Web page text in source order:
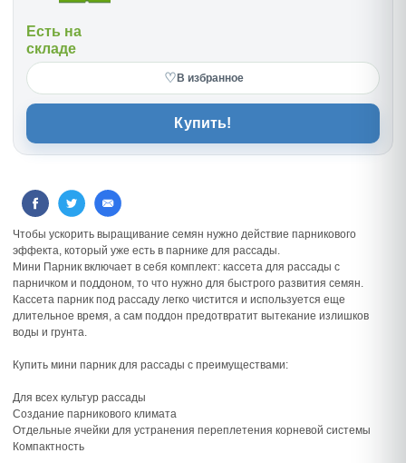
Есть на
складе
♡В избранное
Купить!
Чтобы ускорить выращивание семян нужно действие парникового
эффекта, который уже есть в парнике для рассады.
Мини Парник включает в себя комплект: кассета для рассады с
парничком и поддоном, то что нужно для быстрого развития семян.
Кассета парник под рассаду легко чистится и используется еще
длительное время, а сам поддон предотвратит вытекание излишков
воды и грунта.
Купить мини парник для рассады с преимуществами:
Для всех культур рассады
Создание парникового климата
Отдельные ячейки для устранения переплетения корневой системы
Компактность